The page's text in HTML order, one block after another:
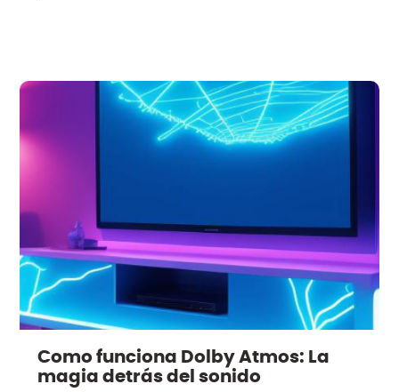
Como funciona Dolby Atmos: La
magia detrás del sonido